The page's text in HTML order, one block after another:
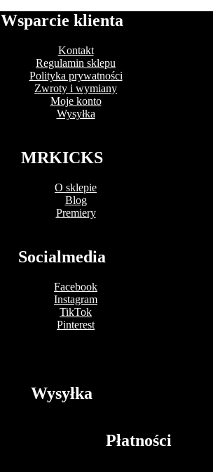
Wsparcie klienta
Kontakt
Regulamin sklepu
Polityka prywatności
Zwroty i wymiany
Moje konto
Wysyłka
MRKICKS
O sklepie
Blog
Premiery
Socialmedia
Facebook
Instagram
TikTok
Pinterest
Wysyłka
Płatności